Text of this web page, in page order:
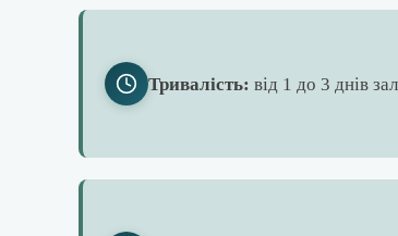
Тривалість: від 1 до 3 днів